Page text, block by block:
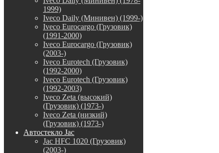
1999)
Iveco Daily (Минивен) (1999-)
Iveco Eurocargo (Грузовик)
(1991-2000)
Iveco Eurocargo (Грузовик)
(2003-)
Iveco Eurotech (Грузовик)
(1992-2000)
Iveco Eurotech (Грузовик)
(1992-2003)
Iveco Zeta (высокий)
(Грузовик) (1973-)
Iveco Zeta (низкий)
(Грузовик) (1973-)
Автостекло Jac
Jac HFC 1020 (Грузовик)
(2003-)